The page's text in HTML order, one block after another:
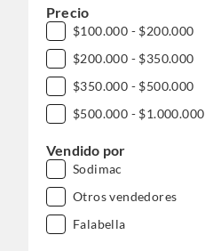
Precio
$100.000 - $200.000
$200.000 - $350.000
$350.000 - $500.000
$500.000 - $1.000.000
Vendido por
Sodimac
Otros vendedores
Falabella